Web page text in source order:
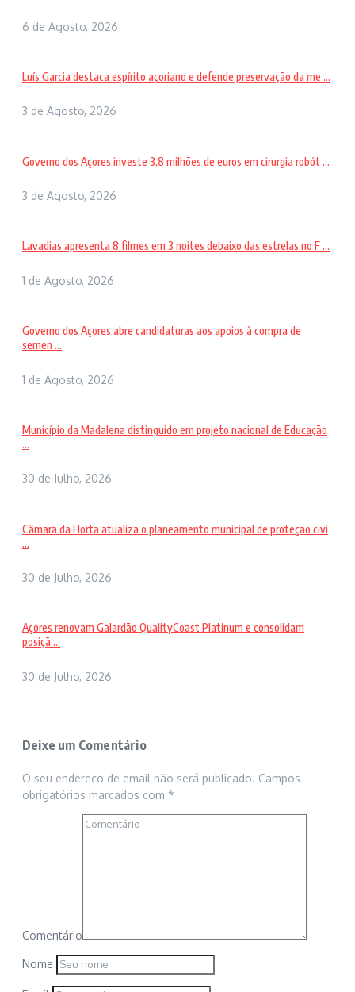
6 de Agosto, 2026
Luís Garcia destaca espírito açoriano e defende preservação da me ...
3 de Agosto, 2026
Governo dos Açores investe 3,8 milhões de euros em cirurgia robót ...
3 de Agosto, 2026
Lavadias apresenta 8 filmes em 3 noites debaixo das estrelas no F ...
1 de Agosto, 2026
Governo dos Açores abre candidaturas aos apoios à compra de
semen ...
1 de Agosto, 2026
Município da Madalena distinguido em projeto nacional de Educação
...
30 de Julho, 2026
Câmara da Horta atualiza o planeamento municipal de proteção civi
...
30 de Julho, 2026
Açores renovam Galardão QualityCoast Platinum e consolidam
posiçã ...
30 de Julho, 2026
Deixe um Comentário
O seu endereço de email não será publicado. Campos
obrigatórios marcados com *
Comentário
Nome